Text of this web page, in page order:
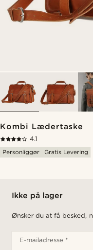
Kombi Lædertaske
4.1
Personliggør
Gratis Levering
Ikke på lager
Ønsker du at få besked,
E-mailadresse *